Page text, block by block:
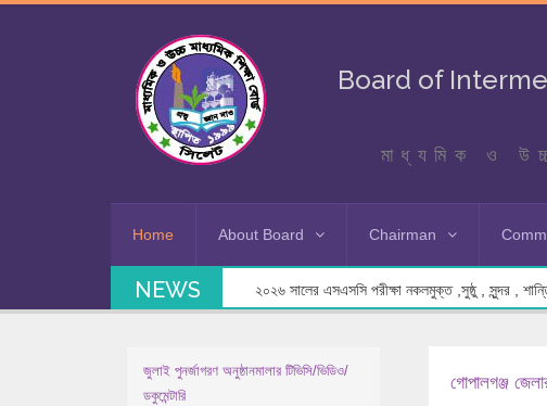
Board of
মাধ্যমিক ও
Home About Board Chairman
NEWS ২০২৬ সালের এসএসসি পরীক্ষা নকলমুক্ত ,সুষ্ঠু , সুন্দর ,
জুলাই পুনর্জাগরণ অনুষ্ঠানমালার টিভিসি/ভিডিও/
ডকুমেন্টারি
গোপালগঞ্জ